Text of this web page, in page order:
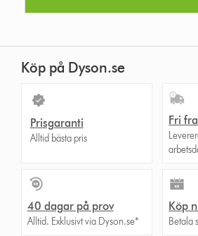
Köp på Dyson.se
Prisgaranti
Alltid bästa pris
Fri
40 dagar på prov
Alltid. Exklusivt via Dyson.se*
Köp
Betala